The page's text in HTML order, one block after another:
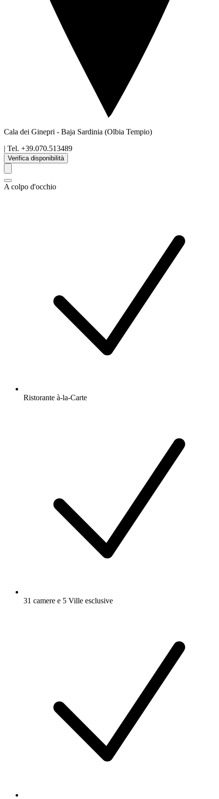
Cala dei Ginepri - Baja Sardinia (Olbia Tempio)
| Tel. +39.070.513489
Verifica disponibilità
A colpo d'occhio
Ristorante à-la-Carte
31 camere e 5 Ville esclusive